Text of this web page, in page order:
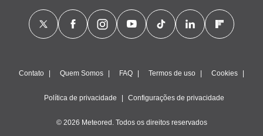
Contato Quem Somos FAQ Termos de uso Cookies
Política de privacidade Configurações de privacidade
© 2026 Meteored. Todos os direitos reservados